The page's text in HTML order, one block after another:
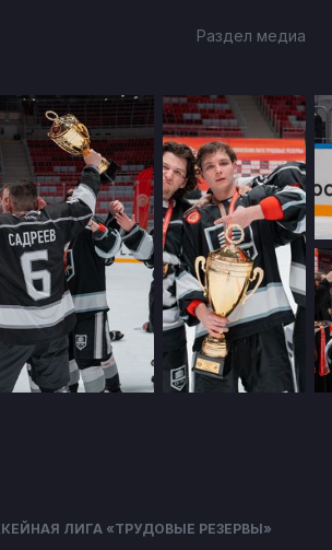
Раздел медиа
ЛИГА «ТРУДОВЫЕ РЕЗЕРВЫ»